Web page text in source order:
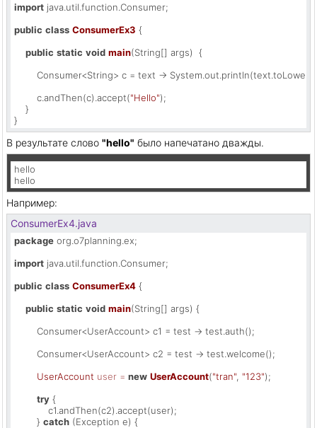
import java.util.function.Consumer;
public class ConsumerEx3 {
public static void main(String[] args)
  {
Consumer<String> c = text ->
        c.andThen(c).accept(
"Hello");
    }
}
В результате слово "hello" было напечатано дважды.
hello
hello
Например:
ConsumerEx4.java
package org.o7planning.ex;
import java.util.function.Consumer;
public class ConsumerEx4 {
public static void main(String[] args) {
        Consumer<UserAccount> c1 = test -> test.auth();
        Consumer<UserAccount> c2 = test -> test.welcome();
UserAccount user = new UserAccount("tran", "123");
try {
            c1.andThen(c2).accept(user);
        }
catch (Exception e) {